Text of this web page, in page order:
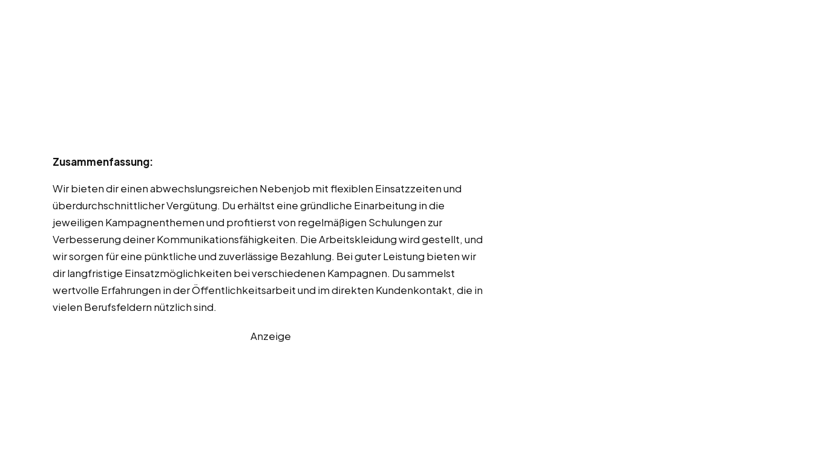
Zusammenfassung:
Wir bieten dir einen abwechslungsreichen Nebenjob mit flexiblen Einsatzzeiten und
überdurchschnittlicher Vergütung. Du erhältst eine gründliche Einarbeitung in die
jeweiligen Kampagnenthemen und profitierst von regelmäßigen Schulungen zur
Verbesserung deiner Kommunikationsfähigkeiten. Die Arbeitskleidung wird gestellt, und
wir sorgen für eine pünktliche und zuverlässige Bezahlung. Bei guter Leistung bieten wir
dir langfristige Einsatzmöglichkeiten bei verschiedenen Kampagnen. Du sammelst
wertvolle Erfahrungen in der Öffentlichkeitsarbeit und im direkten Kundenkontakt, die in
vielen Berufsfeldern nützlich sind.
Anzeige